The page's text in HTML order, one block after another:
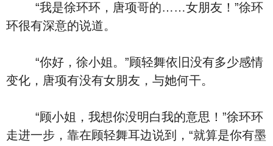
“我是徐环环，唐项哥的……女朋友！”徐环
环很有深意的说道。
“你好，徐小姐。”顾轻舞依旧没有多少感情
变化，唐项有没有女朋友，与她何干。
“顾小姐，我想你没明白我的意思！”徐环环
走进一步，靠在顾轻舞耳边说到，“就算是你有墨